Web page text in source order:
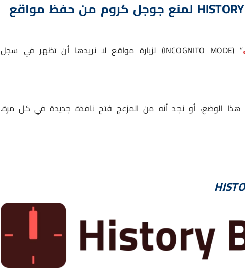
| إضافة HISTORY BLACKLIST لمنع جوجل كروم من حفظ مواقع
” (INCOGNITO MODE) لزيارة مواقع لا نريدها أن تظهر في سجل
الوضع، أو نجد أنه من المزعج فتح نافذة جديدة في كل مرة.